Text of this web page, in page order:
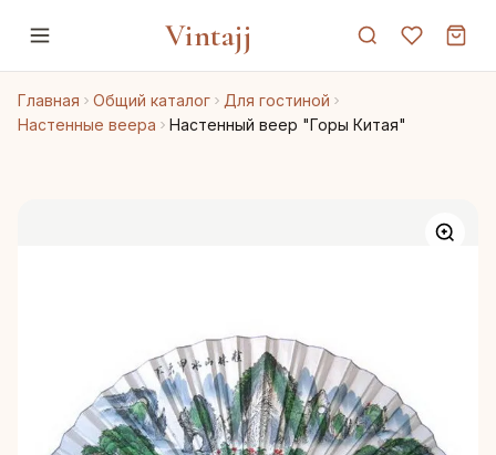
Vintajj
Главная Общий каталог
Для гостиной
Настенные веера
Настенный веер "Горы Китая"